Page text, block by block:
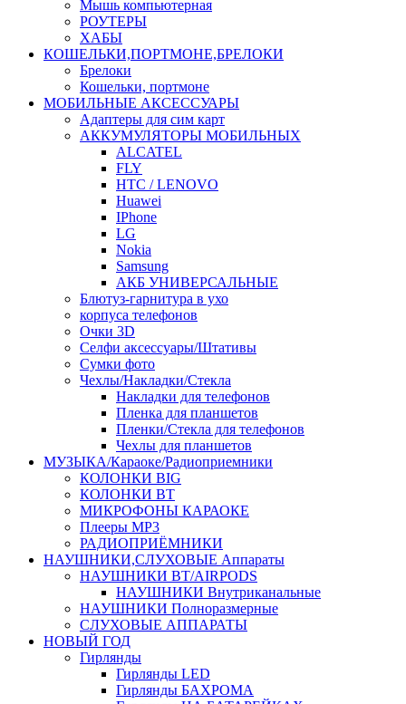
Мышь компьютерная
РОУТЕРЫ
ХАБЫ
КОШЕЛЬКИ,ПОРТМОНЕ,БРЕЛОКИ
Брелоки
Кошельки, портмоне
МОБИЛЬНЫЕ АКСЕССУАРЫ
Адаптеры для сим карт
АККУМУЛЯТОРЫ МОБИЛЬНЫХ
ALCATEL
FLY
HTC / LENOVO
Huawei
IPhone
LG
Nokia
Samsung
АКБ УНИВЕРСАЛЬНЫЕ
Блютуз-гарнитура в ухо
корпуса телефонов
Очки 3D
Селфи аксессуары/Штативы
Сумки фото
Чехлы/Накладки/Стекла
Накладки для телефонов
Пленка для планшетов
Пленки/Стекла для телефонов
Чехлы для планшетов
МУЗЫКА/Караоке/Радиоприемники
КОЛОНКИ BIG
КОЛОНКИ BT
МИКРОФОНЫ КАРАОКЕ
Плееры MP3
РАДИОПРИЁМНИКИ
НАУШНИКИ,СЛУХОВЫЕ Аппараты
НАУШНИКИ BT/AIRPODS
НАУШНИКИ Внутриканальные
НАУШНИКИ Полноразмерные
СЛУХОВЫЕ АППАРАТЫ
НОВЫЙ ГОД
Гирлянды
Гирлянды LED
Гирлянды БАХРОМА